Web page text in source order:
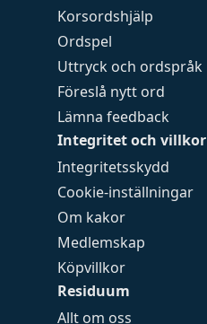
Korsordshjälp
Ordspel
Uttryck och ordspråk
Föreslå nytt ord
Lämna feedback
Integritet och villkor
Integritetsskydd
Cookie-inställningar
Om kakor
Medlemskap
Köpvillkor
Residuum
Allt om oss